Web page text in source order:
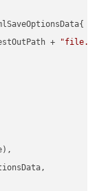
+
"file.OTT"